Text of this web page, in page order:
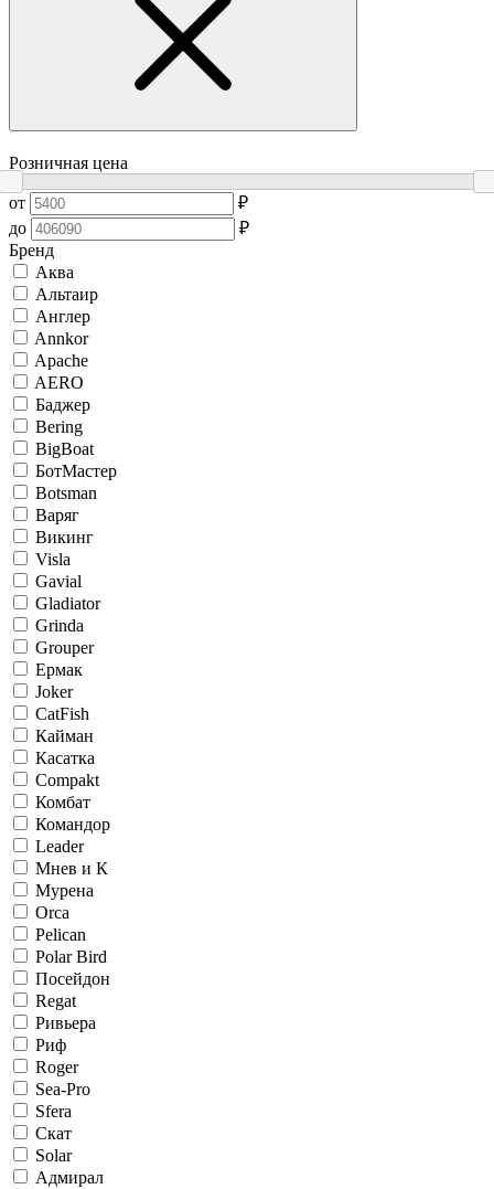
Розничная цена
от
₽
до
₽
Бренд
Аква
Альтаир
Англер
Annkor
Apache
AERO
Баджер
Bering
BigBoat
БотМастер
Botsman
Варяг
Викинг
Visla
Gavial
Gladiator
Grinda
Grouper
Ермак
Joker
CatFish
Кайман
Касатка
Compakt
Комбат
Командор
Leader
Мнев и К
Мурена
Orca
Pelican
Polar Bird
Посейдон
Regat
Ривьера
Риф
Roger
Sea-Pro
Sfera
Скат
Solar
Адмирал